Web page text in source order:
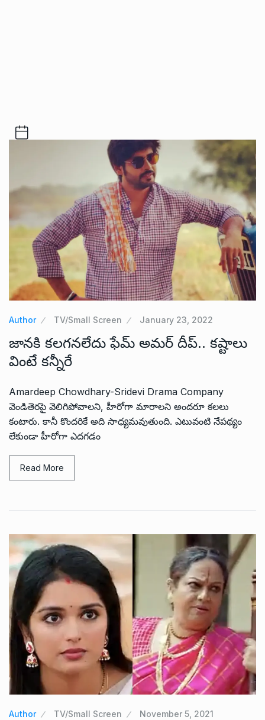
Author TV/Small Screen January 23, 2022
జానకి కలగనలేదు ఫేమ్ అమర్ దీప్.. కష్టాలు
వింటే కన్నీరే
Amardeep Chowdhary-Sridevi Drama Company
వెండితెరపై వెలిగిపోవాలని, హీరోగా మారాలని అందరూ కలలు
కంటారు. కానీ కొందరికే అది సాధ్యమవుతుంది. ఎటువంటి నేపథ్యం
లేకుండా హీరోగా ఎదగడం
Read More
Author TV/Small Screen November 5, 2021